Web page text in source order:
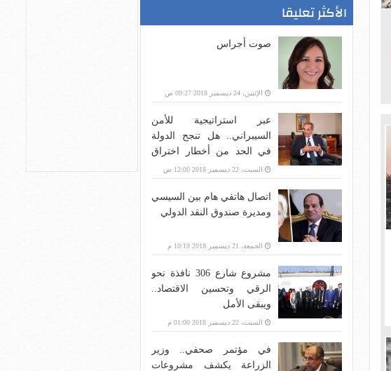
الأكثر تعليقا
صوت أجراس
الإثنين، 24 ديسمبر 2018 09:27 ص
عبر استراتيجية للأمن
السيبراني.. هل تنجح الدولة
في الحد من أخطار اختراق
بنية الاتصالات؟
السبت، 22 ديسمبر 2018 12:00 ص
اتصال هاتفي هام بين السيسي
ومديرة صندوق النقد الدولي
الجمعة، 21 ديسمبر 2018 10:19 م
مشروع شارع 306 نافذة نحو
الرقي وتحسين الاقتصاد..
ويبقى الأمل
السبت، 22 ديسمبر 2018 01:00 م
في مؤتمر صحفي.. وزير
الزراعة يكشف مشروعات